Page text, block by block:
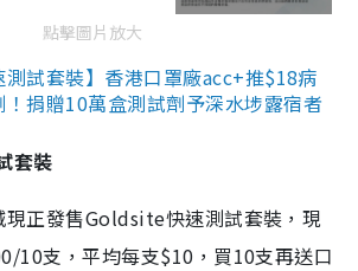
點擊圖片放大
試套裝】香港口罩廠acc+推$18病
捐贈10萬盒測試劑予深水埗露宿者
套裝
現正發售Goldsite快速測試套裝，現
10支，平均每支$10，買10支再送口